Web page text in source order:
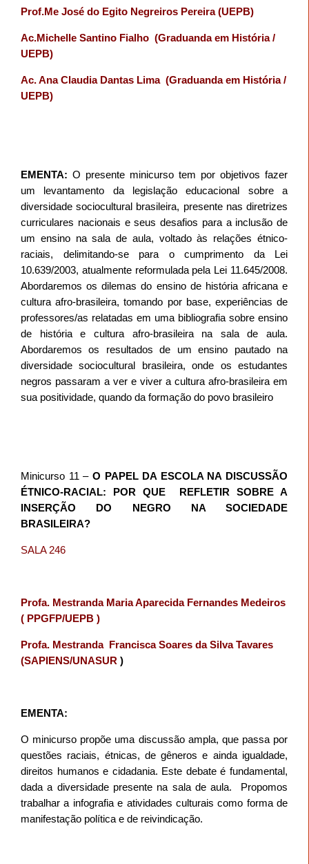
Prof.Me José do Egito Negreiros Pereira (UEPB)
Ac.Michelle Santino Fialho (Graduanda em História /
UEPB)
Ac. Ana Claudia Dantas Lima (Graduanda em História /
UEPB)
EMENTA: O presente minicurso tem por objetivos fazer
um levantamento da legislação educacional sobre a
diversidade sociocultural brasileira, presente nas diretrizes
curriculares nacionais e seus desafios para a inclusão de
um ensino na sala de aula, voltado às relações étnico-
raciais, delimitando-se para o cumprimento da Lei
10.639/2003, atualmente reformulada pela Lei 11.645/2008.
Abordaremos os dilemas do ensino de história africana e
cultura afro-brasileira, tomando por base, experiências de
professores/as relatadas em uma bibliografia sobre ensino
de história e cultura afro-brasileira na sala de aula.
Abordaremos os resultados de um ensino pautado na
diversidade sociocultural brasileira, onde os estudantes
negros passaram a ver e viver a cultura afro-brasileira em
sua positividade, quando da formação do povo brasileiro
Minicurso 11 – O PAPEL DA ESCOLA NA DISCUSSÃO
ÉTNICO-RACIAL: POR QUE REFLETIR SOBRE A
INSERÇÃO DO NEGRO NA SOCIEDADE
BRASILEIRA?
SALA 246
Profa. Mestranda Maria Aparecida Fernandes Medeiros
( PPGFP/UEPB )
Profa. Mestranda
Francisca Soares da Silva Tavares
(SAPIENS/UNASUR )
EMENTA:
O minicurso propõe uma discussão ampla, que passa por
questões raciais, étnicas, de gêneros e ainda igualdade,
direitos humanos e cidadania. Este debate é fundamental,
dada a diversidade presente na sala de aula. Propomos
trabalhar a infografia e atividades culturais como forma de
manifestação política e de reivindicação.